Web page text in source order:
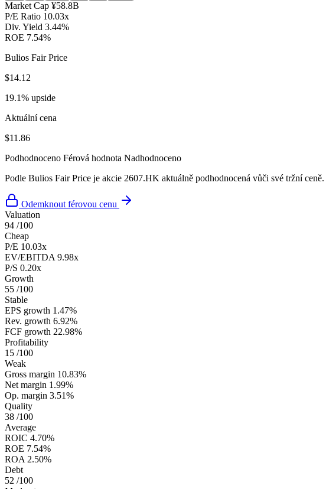
Market Cap ¥58.8B
P/E Ratio 10.03x
Div. Yield 3.44%
ROE 7.54%
Bulios Fair Price
$14.12
19.1% upside
Aktuální cena
$11.86
Podhodnoceno Férová hodnota Nadhodnoceno
Podle Bulios Fair Price je akcie 2607.HK aktuálně podhodnocená vůči své tržní ceně.
Odemknout férovou cenu
Valuation
94 /100
Cheap
P/E 10.03x
EV/EBITDA 9.98x
P/S 0.20x
Growth
55 /100
Stable
EPS growth 1.47%
Rev. growth 6.92%
FCF growth 22.98%
Profitability
15 /100
Weak
Gross margin 10.83%
Net margin 1.99%
Op. margin 3.51%
Quality
38 /100
Average
ROIC 4.70%
ROE 7.54%
ROA 2.50%
Debt
52 /100